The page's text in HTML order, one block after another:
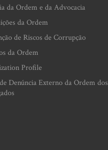
da Ordem e da Advocacia
da Ordem
de Riscos de Corrupção
da Ordem
Profile
Denúncia Externo da Ordem dos